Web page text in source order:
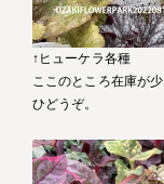
↑ヒューケラ各種
ここのところ在庫が
ひどうぞ。